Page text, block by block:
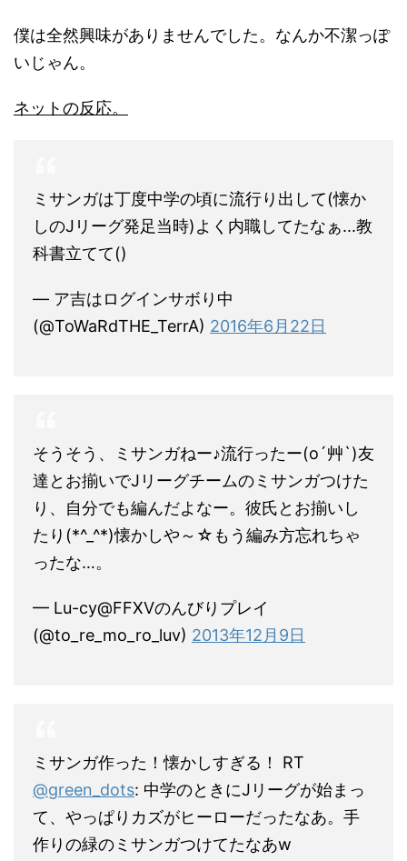
僕は全然興味がありませんでした。なんか不潔っぽ
いじゃん。
ネットの反応。
ミサンガは丁度中学の頃に流行り出して(懐か
しのJリーグ発足当時)よく内職してたなぁ...教
科書立てて()
— ア吉はログインサボり中
(@ToWaRdTHE_TerrA) 2016年6月22日
そうそう、ミサンガねー♪流行ったー(o´艸`)友
達とお揃いでJリーグチームのミサンガつけた
り、自分でも編んだよなー。彼氏とお揃いし
たり(*^_^*)懐かしや～☆もう編み方忘れちゃ
ったな…。
— Lu-cy@FFXVのんびりプレイ
(@to_re_mo_ro_luv) 2013年12月9日
ミサンガ作った！懐かしすぎる！ RT
@green_dots: 中学のときにJリーグが始まっ
て、やっぱりカズがヒーローだったなあ。手
作りの緑のミサンガつけてたなあw